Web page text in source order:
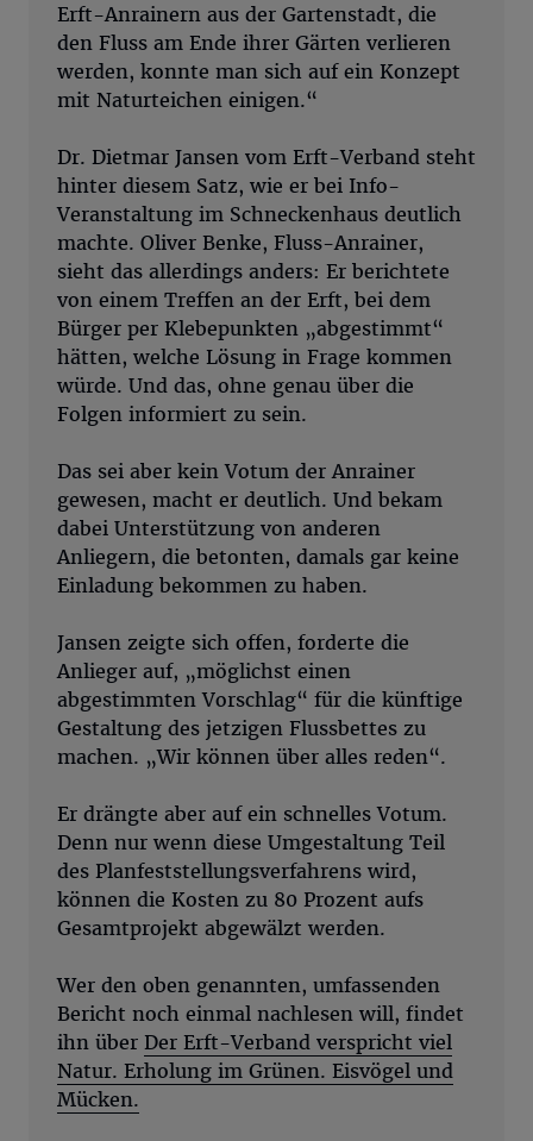
Erft-Anrainern aus der Gartenstadt, die
den Fluss am Ende ihrer Gärten verlieren
werden, konnte man sich auf ein Konzept
mit Naturteichen einigen.“
Dr. Dietmar Jansen vom Erft-Verband steht
hinter diesem Satz, wie er bei Info-
Veranstaltung im Schneckenhaus deutlich
machte. Oliver Benke, Fluss-Anrainer,
sieht das allerdings anders: Er berichtete
von einem Treffen an der Erft, bei dem
Bürger per Klebepunkten „abgestimmt“
hätten, welche Lösung in Frage kommen
würde. Und das, ohne genau über die
Folgen informiert zu sein.
Das sei aber kein Votum der Anrainer
gewesen, macht er deutlich. Und bekam
dabei Unterstützung von anderen
Anliegern, die betonten, damals gar keine
Einladung bekommen zu haben.
Jansen zeigte sich offen, forderte die
Anlieger auf, „möglichst einen
abgestimmten Vorschlag“ für die künftige
Gestaltung des jetzigen Flussbettes zu
machen. „Wir können über alles reden“.
Er drängte aber auf ein schnelles Votum.
Denn nur wenn diese Umgestaltung Teil
des Planfeststellungsverfahrens wird,
können die Kosten zu 80 Prozent aufs
Gesamtprojekt abgewälzt werden.
Wer den oben genannten, umfassenden
Bericht noch einmal nachlesen will, findet
ihn über Der Erft-Verband verspricht viel
Natur. Erholung im Grünen. Eisvögel und
Mücken.